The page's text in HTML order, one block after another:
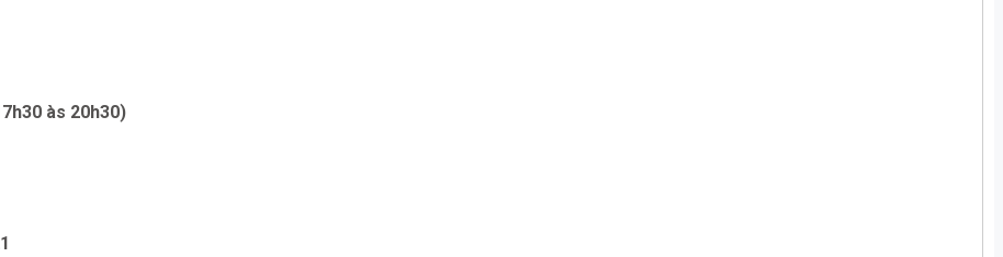
às 20h30)